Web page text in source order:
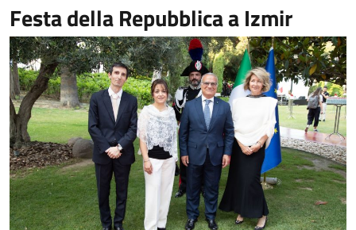
Festa della Repubblica a Izmir